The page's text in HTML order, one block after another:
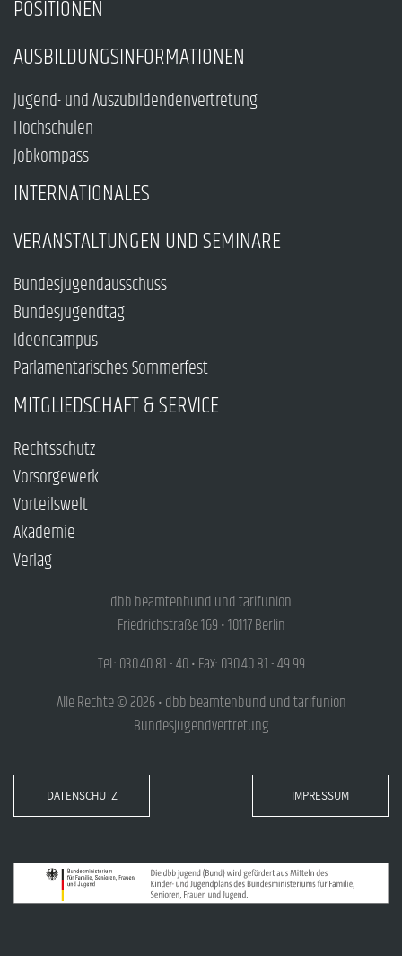
POSITIONEN
AUSBILDUNGSINFORMATIONEN
Jugend- und Auszubildendenvertretung
Hochschulen
Jobkompass
INTERNATIONALES
VERANSTALTUNGEN UND SEMINARE
Bundesjugendausschuss
Bundesjugendtag
Ideencampus
Parlamentarisches Sommerfest
MITGLIEDSCHAFT & SERVICE
Rechtsschutz
Vorsorgewerk
Vorteilswelt
Akademie
Verlag
dbb beamtenbund und tarifunion
Friedrichstraße 169 • 10117 Berlin
Tel.: 030.40 81 - 40 • Fax: 030.40 81 - 49 99
Alle Rechte © 2026 • dbb beamtenbund und tarifunion
Bundesjugendvertretung
DATENSCHUTZ IMPRESSUM